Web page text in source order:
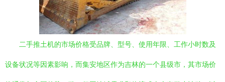
二手推土机的市场价格受品牌、型号、使用年限、工作小时数及
设备状况等因素影响，而集安地区作为吉林的一个县级市，其市场价